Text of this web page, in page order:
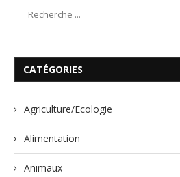
CATÉGORIES
Agriculture/Ecologie
Alimentation
Animaux